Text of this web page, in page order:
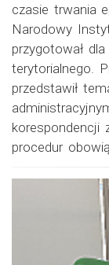
czasie trwania
Narodowy
przygotował
terytorialnego.
przedstawił
korespondencji
procedur